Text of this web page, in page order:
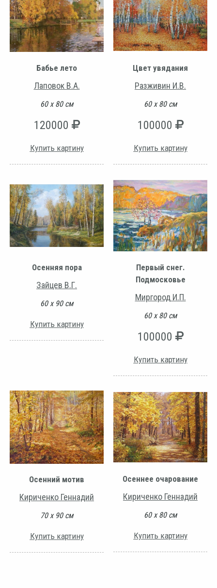
Бабье лето
Лаповок В.А.
60 х 80 см
120000
Купить картину
Цвет увядания
Разживин И.В.
60 х 80 см
100000
Купить картину
Осенняя пора
Зайцев В.Г.
60 х 90 см
Купить картину
Первый снег.
Подмосковье
Миргород И.П.
60 х 80 см
100000
Купить картину
Осенний мотив
Кириченко Геннадий
70 х 90 см
Купить картину
Осеннее очарование
Кириченко Геннадий
60 х 80 см
Купить картину